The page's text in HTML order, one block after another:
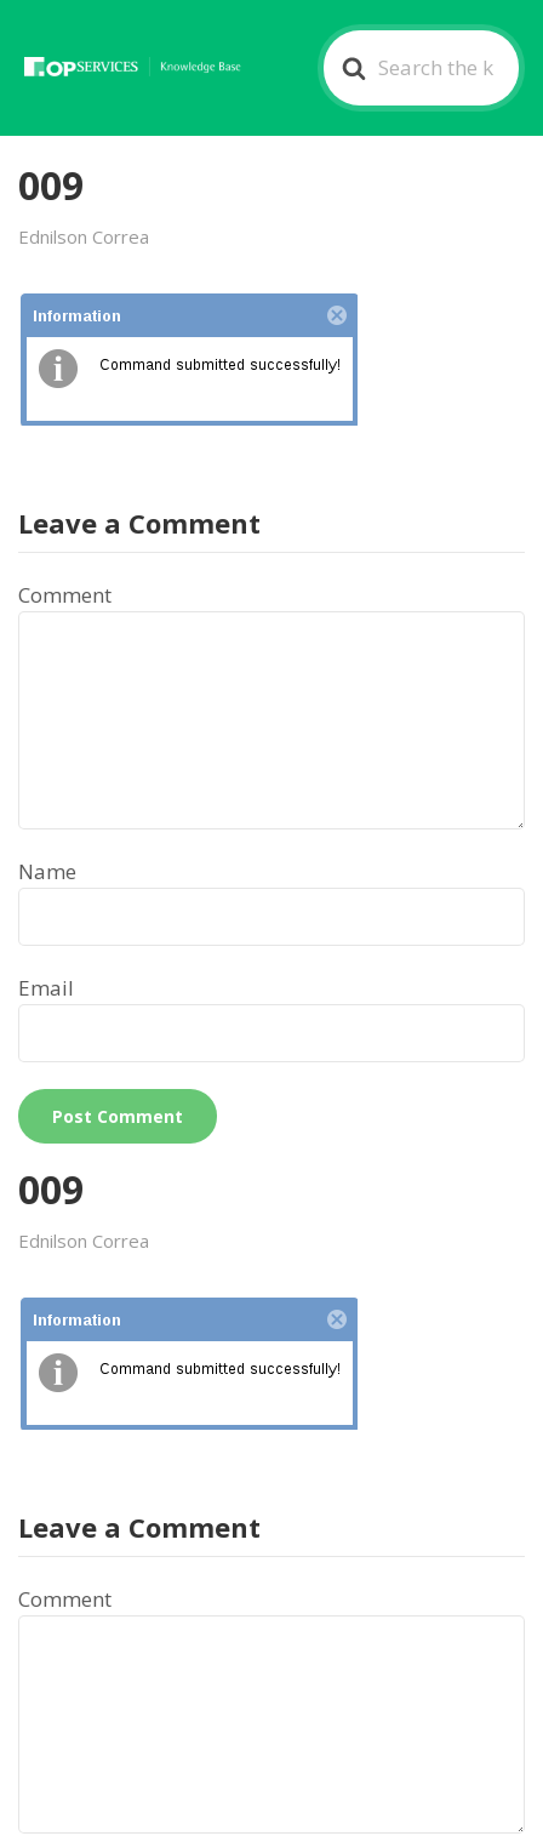
Search
For
009
Ednilson Correa
Leave a Comment
Comment
Name
Email
009
Ednilson Correa
Leave a Comment
Comment